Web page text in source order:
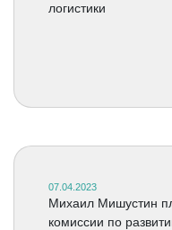
логистики
07.04.2023
Михаил Мишустин
комиссии по